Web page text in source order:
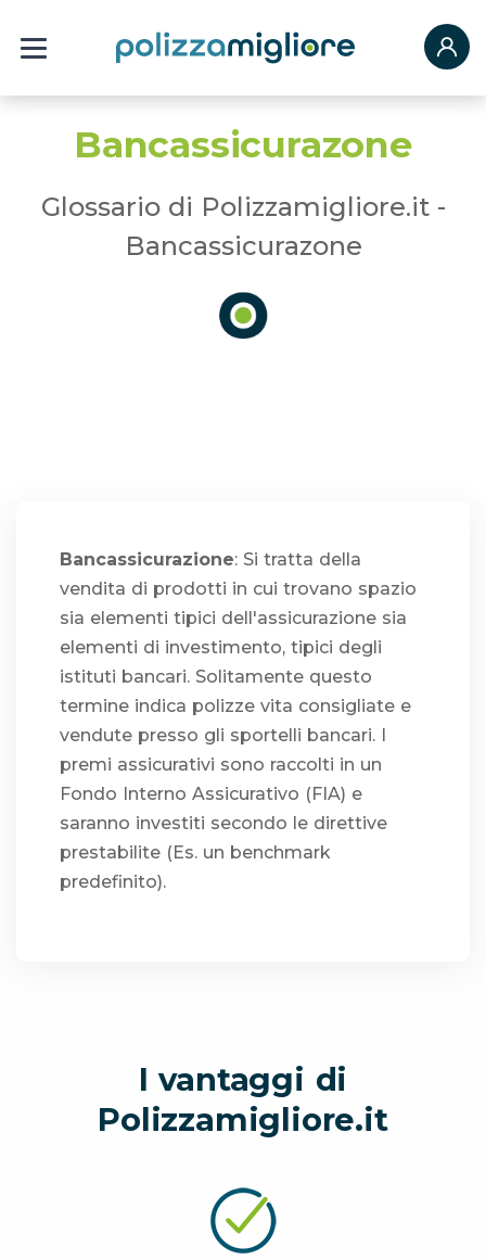
Bancassicurazone
Glossario di Polizzamigliore.it -
Bancassicurazone
Bancassicurazione: Si tratta della
vendita di prodotti in cui trovano spazio
sia elementi tipici dell'assicurazione sia
elementi di investimento, tipici degli
istituti bancari. Solitamente questo
termine indica polizze vita consigliate e
vendute presso gli sportelli bancari. I
premi assicurativi sono raccolti in un
Fondo Interno Assicurativo (FIA) e
saranno investiti secondo le direttive
prestabilite (Es. un benchmark
predefinito).
I vantaggi di
Polizzamigliore.it